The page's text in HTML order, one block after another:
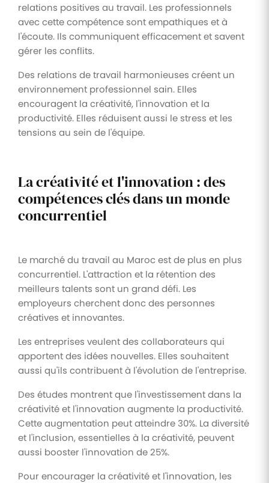
relations positives au travail. Les professionnels
avec cette compétence sont empathiques et à
l'écoute. Ils communiquent efficacement et savent
gérer les conflits.
Des relations de travail harmonieuses créent un
environnement professionnel sain. Elles
encouragent la créativité, l'innovation et la
productivité. Elles réduisent aussi le stress et les
tensions au sein de l'équipe.
La créativité et l'innovation : des
compétences clés dans un monde
concurrentiel
Le marché du travail au Maroc est de plus en plus
concurrentiel. L'attraction et la rétention des
meilleurs talents sont un grand défi. Les
employeurs cherchent donc des personnes
créatives et innovantes.
Les entreprises veulent des collaborateurs qui
apportent des idées nouvelles. Elles souhaitent
aussi qu'ils contribuent à l'évolution de l'entreprise.
Des études montrent que l'investissement dans la
créativité et l'innovation augmente la productivité.
Cette augmentation peut atteindre 30%. La diversité
et l'inclusion, essentielles à la créativité, peuvent
aussi booster l'innovation de 25%.
Pour encourager la créativité et l'innovation, les